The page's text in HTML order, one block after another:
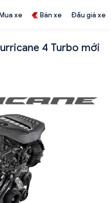
xe Bán xe Đấu giá xe
4 Turbo mới